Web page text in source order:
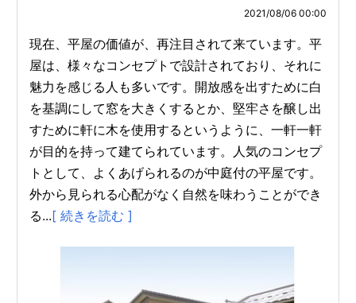
2021/08/06 00:00
現在、平屋の価値が、再注目されて来ています。平
屋は、様々なコンセプトで設計されており、それに
魅力を感じる人も多いです。開放感を出すために白
を基調にして窓を大きくするとか、堅牢さを醸し出
すために軒に木を使用するというように、一軒一軒
が目的を持って建てられています。人気のコンセプ
トとして、よくあげられるのが中庭付の平屋です。
外から見られる心配がなく自然を味わうことができ
る...[ 続きを読む ]